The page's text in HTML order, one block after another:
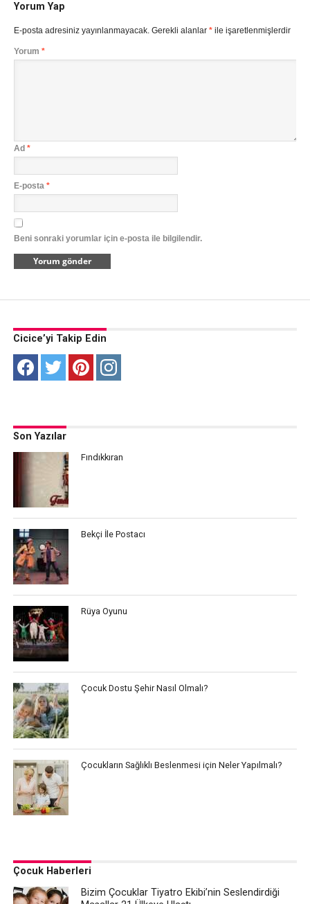
Yorum Yap
E-posta adresiniz yayınlanmayacak. Gerekli alanlar *ile işaretlenmişlerdir
Yorum *
Ad *
E-posta *
Beni sonraki yorumlar için e-posta ile bilgilendir.
Cicice’yi Takip Edin
Son Yazılar
Fındıkkıran
Bekçi İle Postacı
Rüya Oyunu
Çocuk Dostu Şehir Nasıl Olmalı?
Çocukların Sağlıklı Beslenmesi için Neler Yapılmalı?
Çocuk Haberleri
Bizim Çocuklar Tiyatro Ekibi’nin Seslendirdiği